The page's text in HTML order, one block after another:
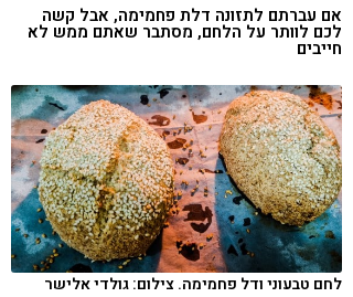
ילדים
תזונה וספורט
הפרעות קשב & ריכוז
רגישות לגלוטן
טעים להכיר
קורונה
טבעונות
אם עברתם לתזונה דלת פחמימה, אבל קשה
לכם לוותר על הלחם, מסתבר שאתם ממש לא
חייבים
לחם טבעוני ודל פחמימה. צילום: גולדי אלישר